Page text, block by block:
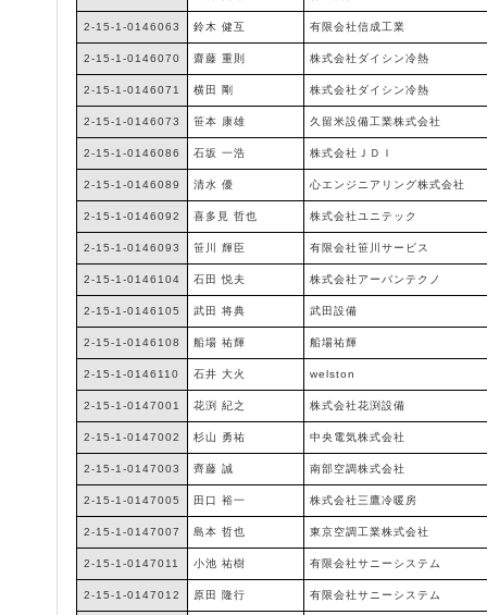
2-15-1-0146063 鈴木 健互 有限会社信成工業
2-15-1-0146070 齋藤 重則 株式会社ダイシン冷熱
2-15-1-0146071 横田 剛 株式会社ダイシン冷熱
2-15-1-0146073 笹本 康雄 久留米設備工業株式会社
2-15-1-0146086 石坂 一浩 株式会社ＪＤＩ
2-15-1-0146089 清水 優 心エンジニアリング株式会社
2-15-1-0146092 喜多見 哲也 株式会社ユニテック
2-15-1-0146093 笹川 輝臣 有限会社笹川サービス
2-15-1-0146104 石田 悦夫 株式会社アーバンテクノ
2-15-1-0146105 武田 将典 武田設備
2-15-1-0146108 船場 祐輝 船場祐輝
2-15-1-0146110 石井 大火 welston
2-15-1-0147001 花渕 紀之 株式会社花渕設備
2-15-1-0147002 杉山 勇祐 中央電気株式会社
2-15-1-0147003 齊藤 誠 南部空調株式会社
2-15-1-0147005 田口 裕一 株式会社三鷹冷暖房
2-15-1-0147007 島本 哲也 東京空調工業株式会社
2-15-1-0147011 小池 祐樹 有限会社サニーシステム
2-15-1-0147012 原田 隆行 有限会社サニーシステム